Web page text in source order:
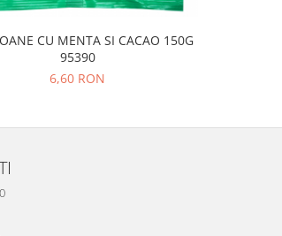
CU MENTA SI CACAO 150G
95390
6,60 RON